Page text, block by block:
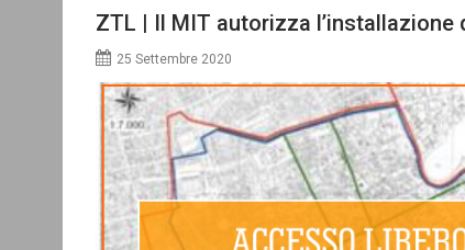
ZTL | Il MIT autorizza
25 Settembre 2020